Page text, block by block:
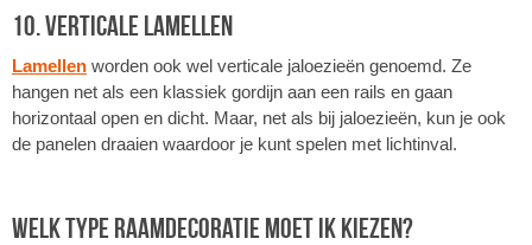
10. Verticale lamellen
Lamellen worden ook wel verticale jaloezieën genoemd. Ze
hangen net als een klassiek gordijn aan een rails en gaan
horizontaal open en dicht. Maar, net als bij jaloezieën, kun je ook
de panelen draaien waardoor je kunt spelen met lichtinval.
Welk type raamdecoratie moet ik kiezen?